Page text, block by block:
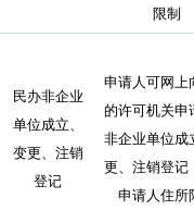
限制
民办非企业
单位成立、
变更、注销
登记
申请人可网上
的许可机关申
非企业单位成
更、注销登记
申请人住所